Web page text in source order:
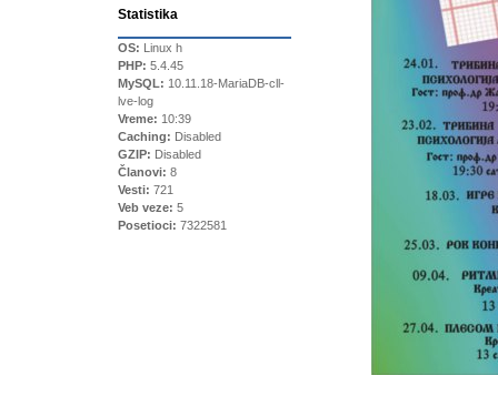
Statistika
OS: Linux h
PHP: 5.4.45
MySQL: 10.11.18-MariaDB-cll-
lve-log
Vreme: 10:39
Caching: Disabled
GZIP: Disabled
Članovi: 8
Vesti: 721
Veb veze: 5
Posetioci: 7322581